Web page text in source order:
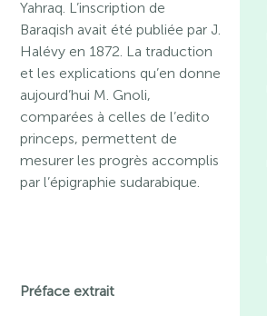
Yahraq. L’inscription de
Baraqish avait été publiée par J.
Halévy en 1872. La traduction
et les explications qu’en donne
aujourd’hui M. Gnoli,
comparées à celles de l’edito
princeps, permettent de
mesurer les progrès accomplis
par l’épigraphie sudarabique.
Préface extrait